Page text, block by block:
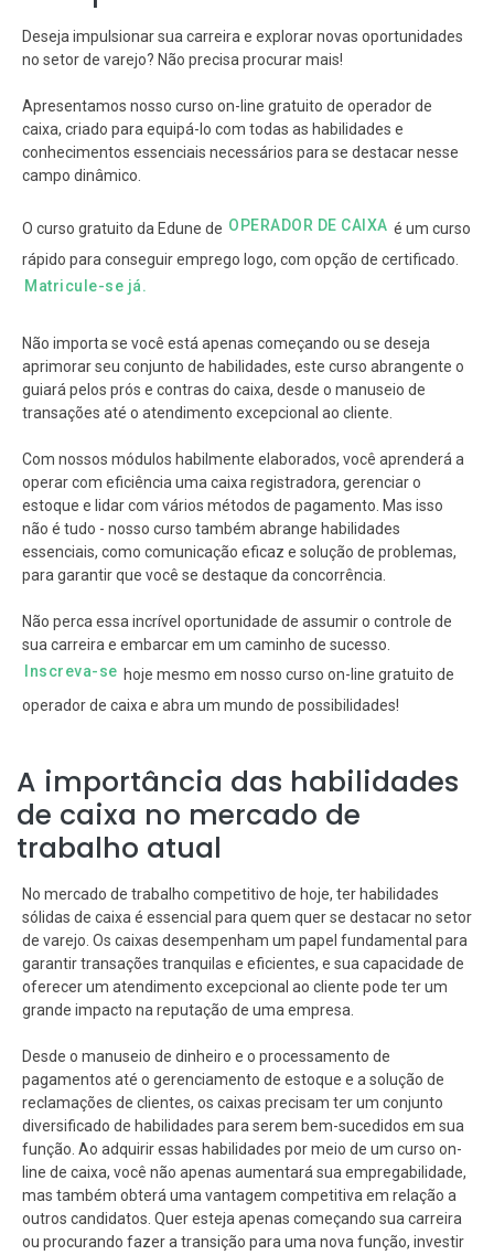
Deseja impulsionar sua carreira e explorar novas oportunidades
no setor de varejo? Não precisa procurar mais!
Apresentamos nosso curso on-line gratuito de operador de
caixa, criado para equipá-lo com todas as habilidades e
conhecimentos essenciais necessários para se destacar nesse
campo dinâmico.
O curso gratuito da Edune de OPERADOR DE CAIXA é um curso
rápido para conseguir emprego logo, com opção de certificado.
Matricule-se já.
Não importa se você está apenas começando ou se deseja
aprimorar seu conjunto de habilidades, este curso abrangente o
guiará pelos prós e contras do caixa, desde o manuseio de
transações até o atendimento excepcional ao cliente.
Com nossos módulos habilmente elaborados, você aprenderá a
operar com eficiência uma caixa registradora, gerenciar o
estoque e lidar com vários métodos de pagamento. Mas isso
não é tudo - nosso curso também abrange habilidades
essenciais, como comunicação eficaz e solução de problemas,
para garantir que você se destaque da concorrência.
Não perca essa incrível oportunidade de assumir o controle de
sua carreira e embarcar em um caminho de sucesso.
Inscreva-se hoje mesmo em nosso curso on-line gratuito de
operador de caixa e abra um mundo de possibilidades!
A importância das habilidades
de caixa no mercado de
trabalho atual
No mercado de trabalho competitivo de hoje, ter habilidades
sólidas de caixa é essencial para quem quer se destacar no setor
de varejo. Os caixas desempenham um papel fundamental para
garantir transações tranquilas e eficientes, e sua capacidade de
oferecer um atendimento excepcional ao cliente pode ter um
grande impacto na reputação de uma empresa.
Desde o manuseio de dinheiro e o processamento de
pagamentos até o gerenciamento de estoque e a solução de
reclamações de clientes, os caixas precisam ter um conjunto
diversificado de habilidades para serem bem-sucedidos em sua
função. Ao adquirir essas habilidades por meio de um curso on-
line de caixa, você não apenas aumentará sua empregabilidade,
mas também obterá uma vantagem competitiva em relação a
outros candidatos. Quer esteja apenas começando sua carreira
ou procurando fazer a transição para uma nova função, investir